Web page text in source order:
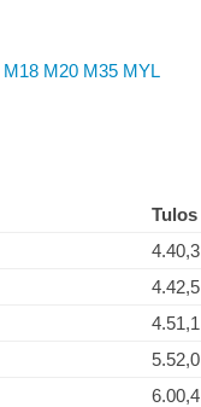
M18 M20 M35 MYL
Tulos
4.40,3
4.42,5
4.51,1
5.52,0
6.00,4